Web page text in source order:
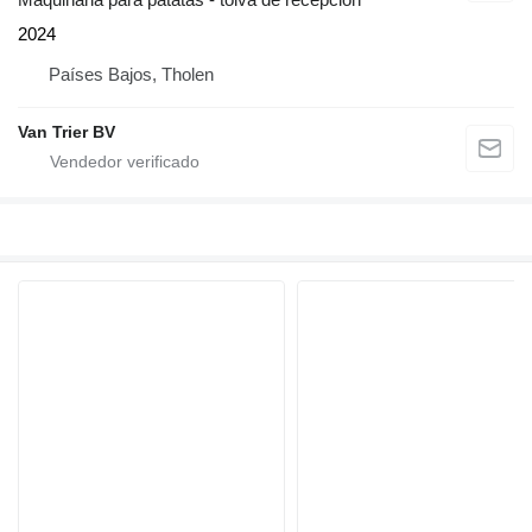
2024
Países Bajos, Tholen
Van Trier BV